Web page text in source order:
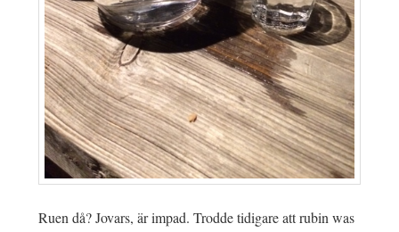
Ruen då? Jovars, är impad. Trodde tidigare att rubin was